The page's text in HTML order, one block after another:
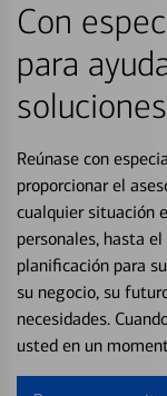
Con
para
Reúnase con
proporcionar el
cualquier situación
personales, hasta
planificación para
su negocio, su
necesidades.
usted en un